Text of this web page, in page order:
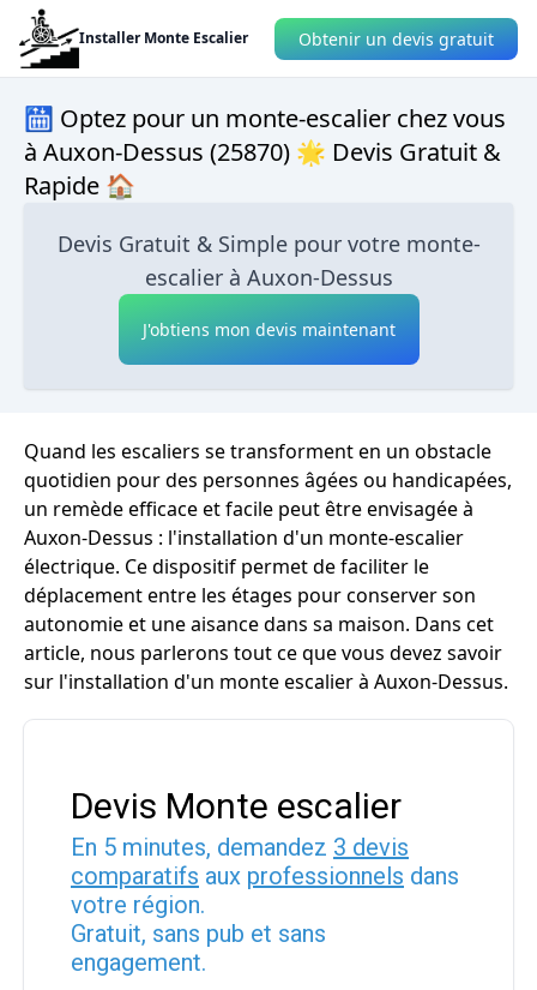
Installer Monte Escalier Obtenir un devis gratuit
🛗 Optez pour un monte-escalier chez vous
à Auxon-Dessus (25870) 🌟 Devis Gratuit &
Rapide 🏠
Devis Gratuit & Simple pour votre monte-
escalier à Auxon-Dessus
J'obtiens mon devis maintenant
Quand les escaliers se transforment en un obstacle
quotidien pour des personnes âgées ou handicapées,
un remède efficace et facile peut être envisagée à
Auxon-Dessus : l'installation d'un monte-escalier
électrique. Ce dispositif permet de faciliter le
déplacement entre les étages pour conserver son
autonomie et une aisance dans sa maison. Dans cet
article, nous parlerons tout ce que vous devez savoir
sur l'installation d'un monte escalier à Auxon-Dessus.
Devis Monte escalier
En 5 minutes, demandez 3 devis
comparatifs aux professionnels dans
votre région.
Gratuit, sans pub et sans
engagement.